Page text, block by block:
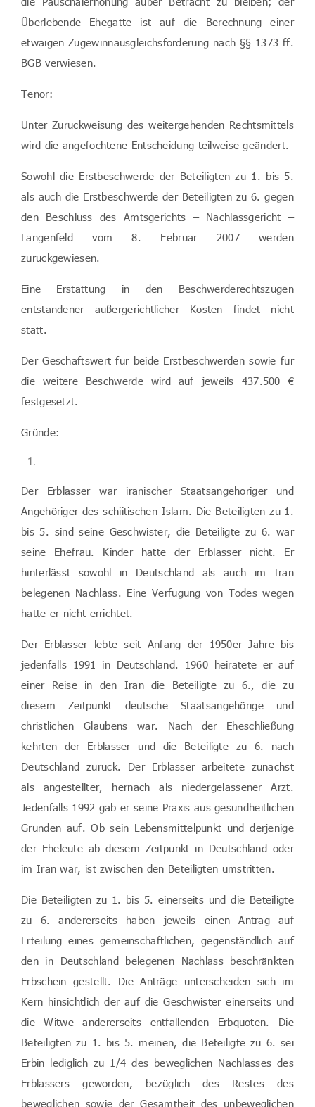
Überlebende Ehegatte ist auf die Berechnung einer
etwaigen Zugewinnausgleichsforderung nach §§ 1373 ff.
BGB verwiesen.
Tenor:
Unter Zurückweisung des weitergehenden Rechtsmittels
wird die angefochtene Entscheidung teilweise geändert.
Sowohl die Erstbeschwerde der Beteiligten zu 1. bis 5.
als auch die Erstbeschwerde der Beteiligten zu 6. gegen
den Beschluss des Amtsgerichts – Nachlassgericht –
Langenfeld vom 8. Februar 2007 werden
zurückgewiesen.
Eine Erstattung in den Beschwerderechtszügen
entstandener außergerichtlicher Kosten findet nicht
statt.
Der Geschäftswert für beide Erstbeschwerden sowie für
die weitere Beschwerde wird auf jeweils 437.500 €
festgesetzt.
Gründe:
Der Erblasser war iranischer Staatsangehöriger und
Angehöriger des schiitischen Islam. Die Beteiligten zu 1.
bis 5. sind seine Geschwister, die Beteiligte zu 6. war
seine Ehefrau. Kinder hatte der Erblasser nicht. Er
hinterlässt sowohl in Deutschland als auch im Iran
belegenen Nachlass. Eine Verfügung von Todes wegen
hatte er nicht errichtet.
Der Erblasser lebte seit Anfang der 1950er Jahre bis
jedenfalls 1991 in Deutschland. 1960 heiratete er auf
einer Reise in den Iran die Beteiligte zu 6., die zu
diesem Zeitpunkt deutsche Staatsangehörige und
christlichen Glaubens war. Nach der Eheschließung
kehrten der Erblasser und die Beteiligte zu 6. nach
Deutschland zurück. Der Erblasser arbeitete zunächst
als angestellter, hernach als niedergelassener Arzt.
Jedenfalls 1992 gab er seine Praxis aus gesundheitlichen
Gründen auf. Ob sein Lebensmittelpunkt und derjenige
der Eheleute ab diesem Zeitpunkt in Deutschland oder
im Iran war, ist zwischen den Beteiligten umstritten.
Die Beteiligten zu 1. bis 5. einerseits und die Beteiligte
zu 6. andererseits haben jeweils einen Antrag auf
Erteilung eines gemeinschaftlichen, gegenständlich auf
den in Deutschland belegenen Nachlass beschränkten
Erbschein gestellt. Die Anträge unterscheiden sich im
Kern hinsichtlich der auf die Geschwister einerseits und
die Witwe andererseits entfallenden Erbquoten. Die
Beteiligten zu 1. bis 5. meinen, die Beteiligte zu 6. sei
Erbin lediglich zu 1/4 des beweglichen Nachlasses des
Erblassers geworden, bezüglich des Restes des
beweglichen sowie der Gesamtheit des unbeweglichen